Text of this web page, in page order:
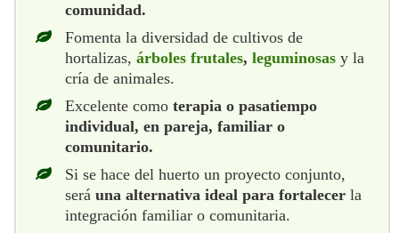
comunidad.
Fomenta la diversidad de cultivos de
hortalizas, árboles frutales, leguminosas y la
cría de animales.
Excelente como terapia o pasatiempo
individual, en pareja, familiar o
comunitario.
Si se hace del huerto un proyecto conjunto,
será una alternativa ideal para fortalecer la
integración familiar o comunitaria.